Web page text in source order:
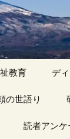
教育 デ
ア
の世語り
ブ（１）読者アンケ